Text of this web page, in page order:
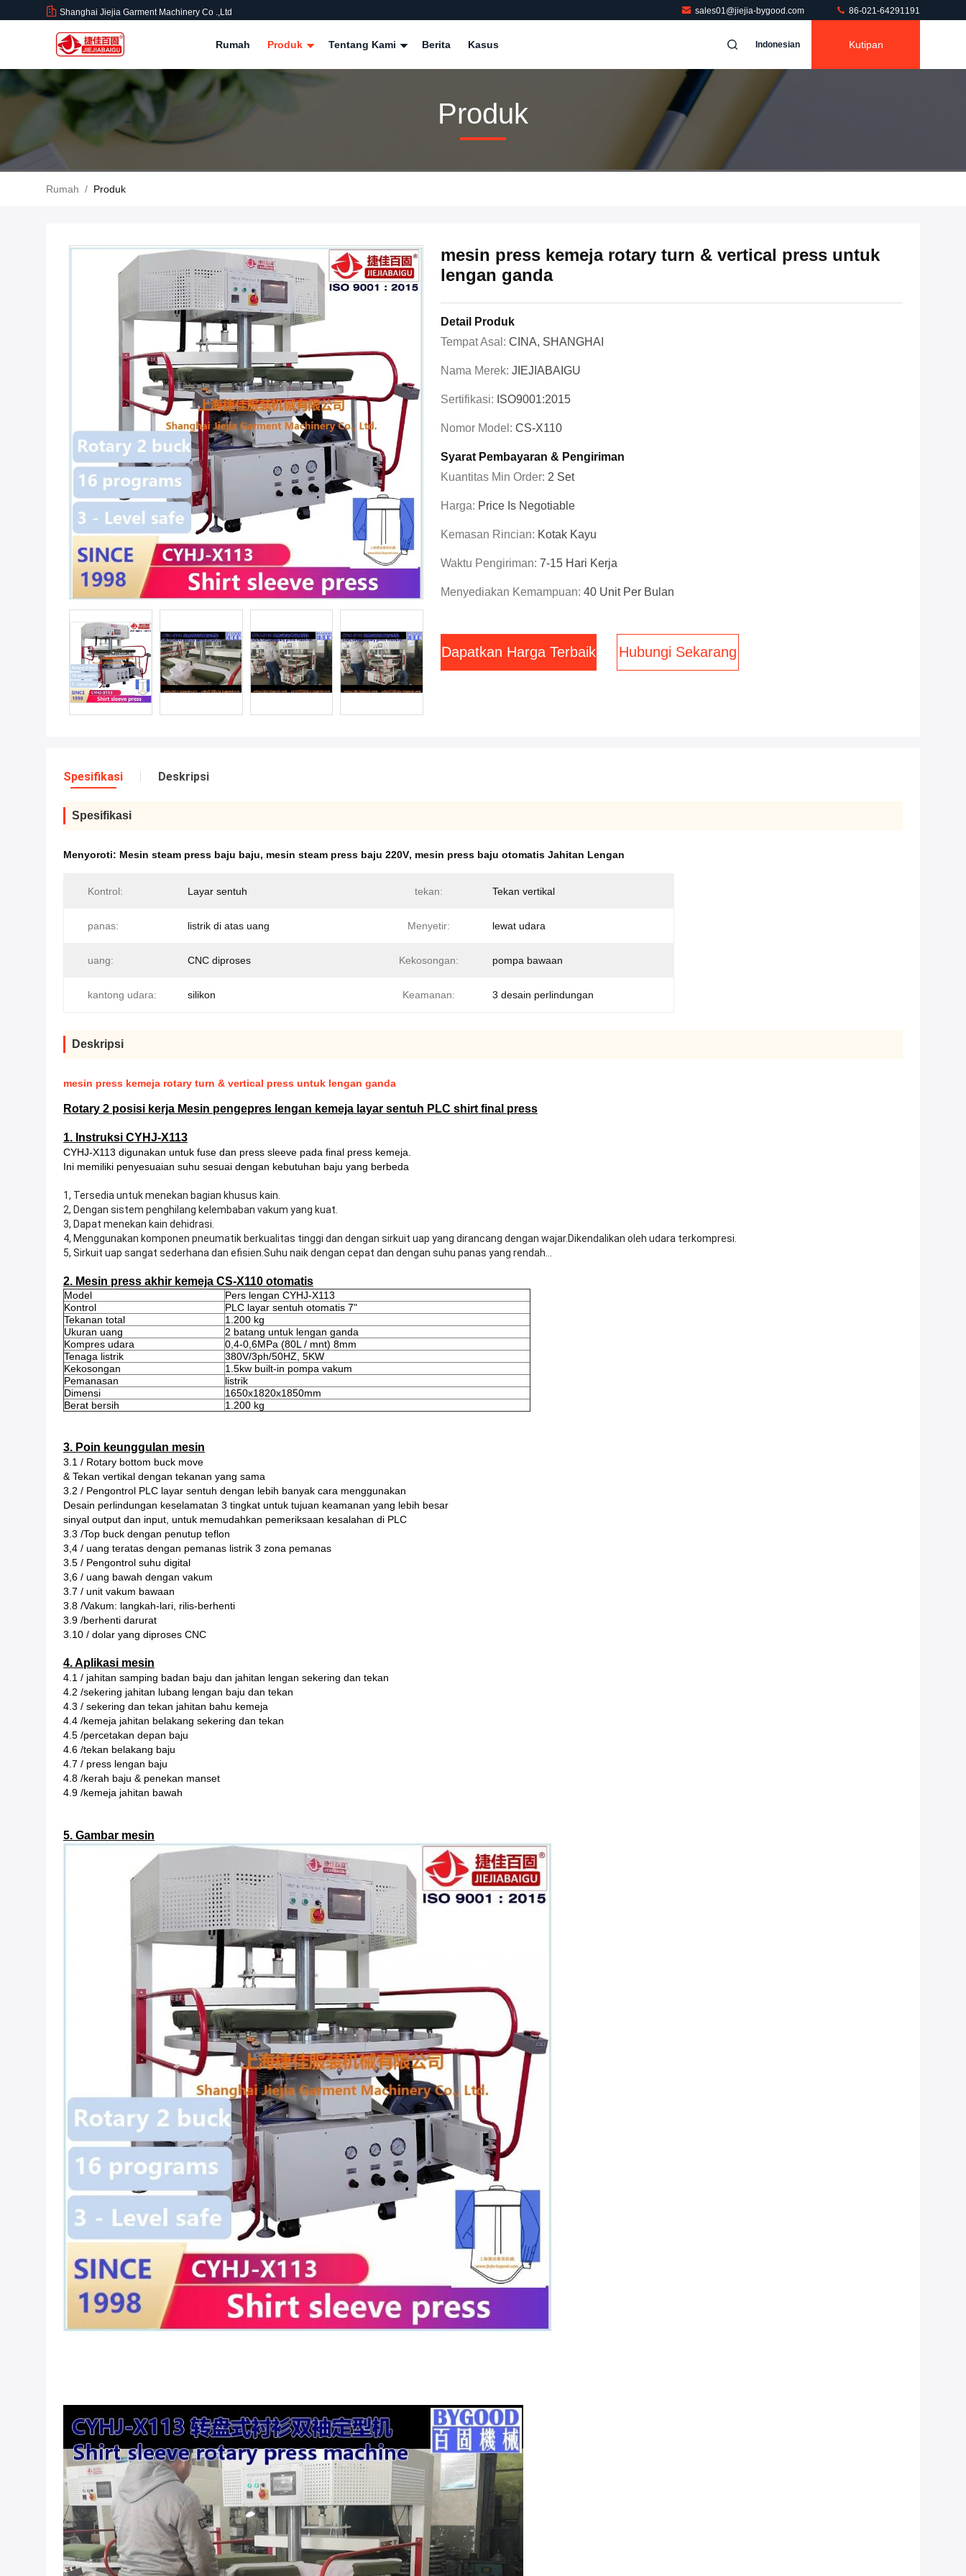
Shanghai Jiejia Garment Machinery Co .,ltd sales01@jiejia-bygood.com 86-021-64291191
Rumah Produk Tentang Kami Berita Kasus Indonesian Kutipan
Produk
Rumah / Produk
mesin press kemeja rotary turn & vertical press untuk
lengan ganda
Detail Produk
Tempat Asal: CINA, SHANGHAI
Nama Merek: JIEJIABAIGU
Sertifikasi: ISO9001:2015
Nomor Model: CS-X110
Syarat Pembayaran & Pengiriman
Kuantitas Min Order: 2 Set
Harga: Price Is Negotiable
Kemasan Rincian: Kotak Kayu
Waktu Pengiriman: 7-15 Hari Kerja
Menyediakan Kemampuan: 40 Unit Per Bulan
Dapatkan Harga Terbaik Hubungi Sekarang
Spesifikasi Deskripsi
Spesifikasi
Menyoroti: Mesin steam press baju baju, mesin steam press baju 220V, mesin press baju otomatis Jahitan Lengan
Kontrol: Layar sentuh tekan: Tekan vertikal
panas: listrik di atas uang Menyetir: lewat udara
uang: CNC diproses Kekosongan: pompa bawaan
kantong udara: silikon Keamanan: 3 desain perlindungan
Deskripsi
mesin press kemeja rotary turn & vertical press untuk lengan ganda
Rotary 2 posisi kerja Mesin pengepres lengan kemeja layar sentuh PLC shirt final press
1. Instruksi CYHJ-X113
CYHJ-X113 digunakan untuk fuse dan press sleeve pada final press kemeja.
Ini memiliki penyesuaian suhu sesuai dengan kebutuhan baju yang berbeda
1, Tersedia untuk menekan bagian khusus kain.
2, Dengan sistem penghilang kelembaban vakum yang kuat.
3, Dapat menekan kain dehidrasi.
4, Menggunakan komponen pneumatik berkualitas tinggi dan dengan sirkuit uap yang dirancang dengan wajar.Dikendalikan oleh udara terkompresi.
5, Sirkuit uap sangat sederhana dan efisien.Suhu naik dengan cepat dan dengan suhu panas yang rendah...
2. Mesin press akhir kemeja CS-X110 otomatis
Model
Pers lengan CYHJ-X113
Kontrol
PLC layar sentuh otomatis 7"
Tekanan total
1.200 kg
Ukuran uang
2 batang untuk lengan ganda
Kompres udara
0,4-0,6MPa (80L / mnt) 8mm
Tenaga listrik
380V/3ph/50HZ, 5KW
Kekosongan
1.5kw built-in pompa vakum
Pemanasan
listrik
Dimensi
1650x1820x1850mm
Berat bersih
1.200 kg
3. Poin keunggulan mesin
3.1 / Rotary bottom buck move
& Tekan vertikal dengan tekanan yang sama
3.2 / Pengontrol PLC layar sentuh dengan lebih banyak cara menggunakan
Desain perlindungan keselamatan 3 tingkat untuk tujuan keamanan yang lebih besar
sinyal output dan input, untuk memudahkan pemeriksaan kesalahan di PLC
3.3 /Top buck dengan penutup teflon
3,4 / uang teratas dengan pemanas listrik 3 zona pemanas
3.5 / Pengontrol suhu digital
3,6 / uang bawah dengan vakum
3.7 / unit vakum bawaan
3.8 /Vakum: langkah-lari, rilis-berhenti
3.9 /berhenti darurat
3.10 / dolar yang diproses CNC
4. Aplikasi mesin
4.1 / jahitan samping badan baju dan jahitan lengan sekering dan tekan
4.2 /sekering jahitan lubang lengan baju dan tekan
4.3 / sekering dan tekan jahitan bahu kemeja
4.4 /kemeja jahitan belakang sekering dan tekan
4.5 /percetakan depan baju
4.6 /tekan belakang baju
4.7 / press lengan baju
4.8 /kerah baju & penekan manset
4.9 /kemeja jahitan bawah
5. Gambar mesin